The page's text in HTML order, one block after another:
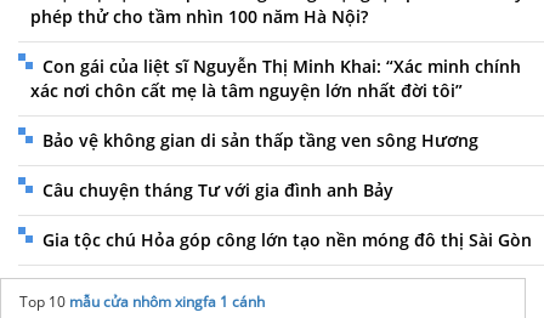
phép thử cho tầm nhìn 100 năm Hà Nội?
Con gái của liệt sĩ Nguyễn Thị Minh Khai: “Xác minh chính
xác nơi chôn cất mẹ là tâm nguyện lớn nhất đời tôi”
Bảo vệ không gian di sản thấp tầng ven sông Hương
Câu chuyện tháng Tư với gia đình anh Bảy
Gia tộc chú Hỏa góp công lớn tạo nền móng đô thị Sài Gòn
Top 10 mẫu cửa nhôm xingfa 1 cánh